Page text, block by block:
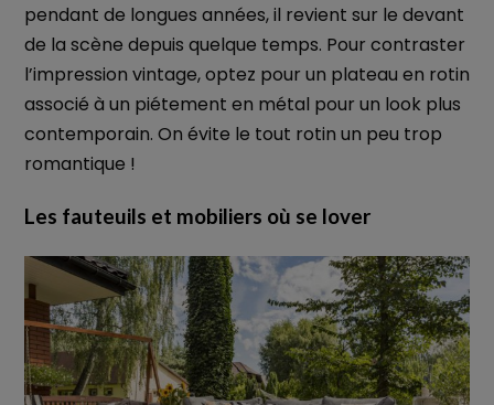
pendant de longues années, il revient sur le devant
de la scène depuis quelque temps. Pour contraster
l’impression vintage, optez pour un plateau en rotin
associé à un piétement en métal pour un look plus
contemporain. On évite le tout rotin un peu trop
romantique !
Les fauteuils et mobiliers où se lover